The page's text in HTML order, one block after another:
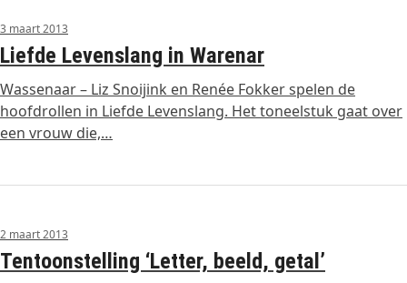
3 maart 2013
Liefde Levenslang in Warenar
Wassenaar – Liz Snoijink en Renée Fokker spelen de
hoofdrollen in Liefde Levenslang. Het toneelstuk gaat over
een vrouw die,…
2 maart 2013
Tentoonstelling ‘Letter, beeld, getal’